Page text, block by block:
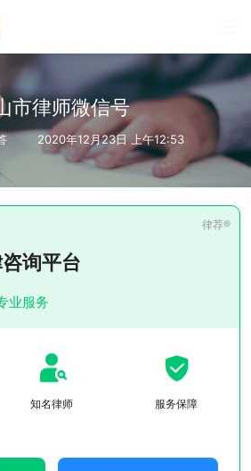
市律师微信号
2020年12月23日 上午12:53
询平台
业服务
知名律师 服务保障